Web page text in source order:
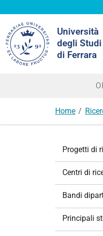
Università
degli Studi
di Ferrara
nel
sito
Home
Progetti di
Centri di
Bandi
Principali